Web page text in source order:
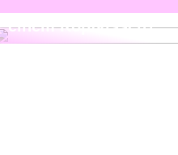
mehr Erwachsene mit
einem Kopfkissen?